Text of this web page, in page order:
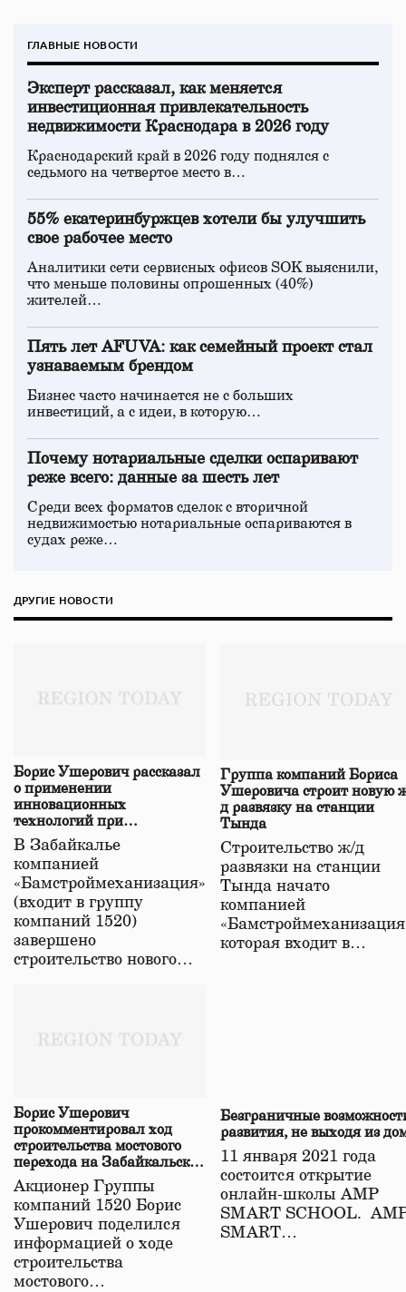
ГЛАВНЫЕ НОВОСТИ
Эксперт рассказал, как меняется
инвестиционная привлекательность
недвижимости Краснодара в 2026 году
Краснодарский край в 2026 году поднялся с
седьмого на четвертое место в…
55% екатеринбуржцев хотели бы улучшить
свое рабочее место
Аналитики сети сервисных офисов SOK выяснили,
что меньше половины опрошенных (40%)
жителей…
Пять лет AFUVA: как семейный проект стал
узнаваемым брендом
Бизнес часто начинается не с больших
инвестиций, а с идеи, в которую…
Почему нотариальные сделки оспаривают
реже всего: данные за шесть лет
Среди всех форматов сделок с вторичной
недвижимостью нотариальные оспариваются в
судах реже…
ДРУГИЕ НОВОСТИ
Борис Ушерович рассказал
о применении
инновационных
технологий при
строительстве нового моста
в Забайкалье
В Забайкалье
компанией
«Бамстроймеханизация»
(входит в группу
компаний 1520)
завершено
строительство нового…
Группа компаний Бориса
Ушеровича строит новую
д развязку на станции
Тында
Строительство ж/д
развязки на станции
Тында начато
компанией
которая входит в…
Борис Ушерович
прокомментировал ход
строительства мостового
перехода на Забайкальской
железной дороге
Акционер Группы
компаний 1520 Борис
Ушерович поделился
информацией о ходе
строительства
мостового…
Безграничные
развития, не выходя из
11 января 2021 года
состоится открытие
онлайн-школы АМР
SMART SCHOOL.
SMART…